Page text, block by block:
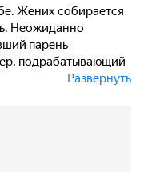
Жених собирается
Неожиданно
парень
подрабатывающий
забывает
Развернуть